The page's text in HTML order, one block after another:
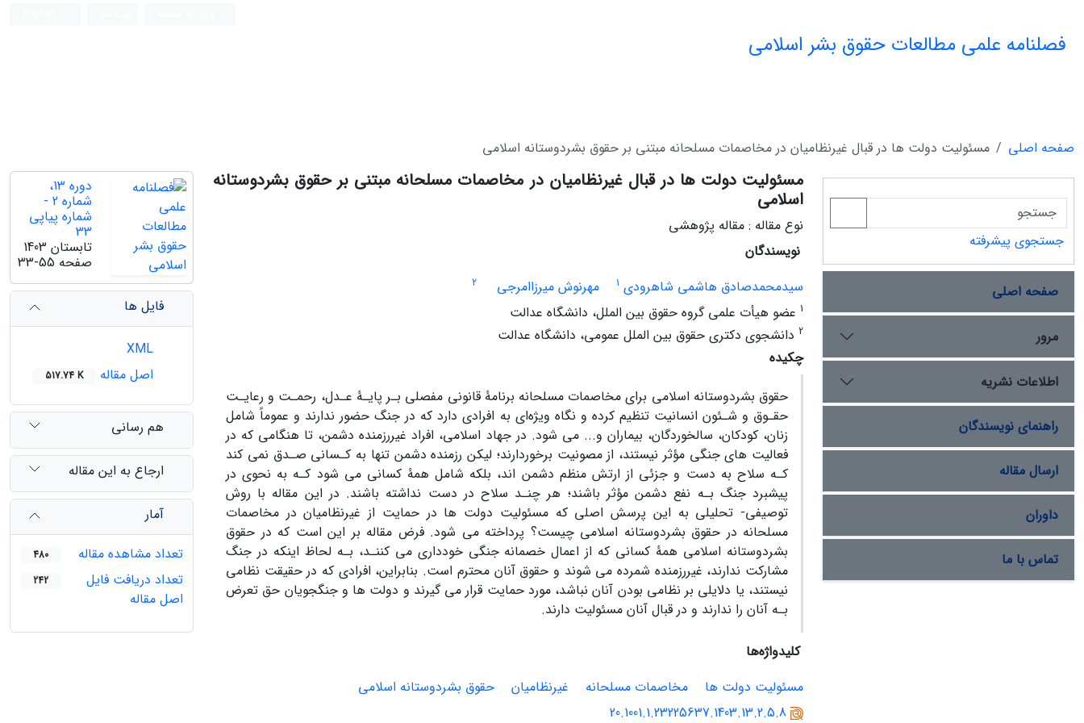
فصلنامه علمی مطالعات حقوق بشر اسلامی
صفحه اصلی مسئولیت دولت ها در قبال غیرنظامیان در مخاصمات مسلحانه مبتنی بر حقوق بشردوستانه اسلامی
مسئولیت دولت ها در قبال غیرنظامیان در مخاصمات مسلحانه مبتنی بر حقوق بشردوستانه
اسلامی
نوع مقاله : مقاله پژوهشی
نویسندگان
سیدمحمدصادق هاشمی شاهرودی 1 مهرنوش میرزاامرجی
2
1 عضو هیأت علمی گروه حقوق بین الملل، دانشگاه عدالت
2 دانشجوی دکتری حقوق بین الملل عمومی، دانشگاه عدالت
چکیده
حقوق بشردوستانه اسلامی برای مخاصمات مسلحانه برنامۀ قانونی مفصلی بـر پایـۀ عـدل، رحمـت و رعایـت
حقـوق و شـئون انسانیت تنظیم کرده و نگاه ویژه‌ای به افرادی دارد که در جنگ حضور ندارند و عموماً شامل
زنان، کودکان، سالخوردگان، بیماران و... می شود. در جهاد اسلامی، افراد غیررزمنده دشمن، تا هنگامی که در
فعالیت های جنگی مؤثر نیستند، از مصونیت برخوردارند؛ لیکن رزمنده دشمن تنها به کـسانی صـدق نمی کند
کـه سلاح به دست و جزئی از ارتش منظم دشمن اند، بلکه شامل همۀ کسانی می شود کـه به نحوی در
پیشبرد جنگ بـه نفع دشمن مؤثر باشند؛ هر چنـد سلاح در دست نداشته باشند. در این مقاله با روش
توصیفی- تحلیلی به این پرسش اصلی که مسئولیت دولت ها در حمایت از غیرنظامیان در مخاصمات
مسلحانه در حقوق بشردوستانه اسلامی چیست؟ پرداخته می شود. فرض مقاله بر این است که در حقوق
بشردوستانه اسلامی همۀ کسانی که از اعمال خصمانه جنگی خودداری می کننـد، بـه لحاظ اینکه در جنگ
مشارکت ندارند، غیررزمنده شمرده می شوند و حقوق آنان محترم است. بنابراین، افرادی که در حقیقت نظامی
نیستند، یا دلایلی بر نظامی بودن آنان نباشد، مورد حمایت قرار می گیرند و دولت ها و جنگجویان حق تعرض
بـه آنان را ندارند و در قبال آنان مسئولیت دارند.
کلیدواژه‌ها
مسئولیت دولت ها
مخاصمات مسلحانه غیرنظامیان
حقوق بشردوستانه اسلامی
20.1001.1.23225637.1403.13.2.5.8
دوره 13،
شماره 2 -
شماره پیاپی
33
تابستان 1403
صفحه 33-55
فایل ها
اصل مقاله
517.74 K
هم رسانی
ارجاع به این مقاله
آمار
تعداد مشاهده مقاله
480
تعداد دریافت فایل
اصل مقاله
242
جستجوی پیشرفته
صفحه اصلی
مرور
اطلاعات نشریه
راهنمای نویسندگان
ارسال مقاله
داوران
تماس با ما